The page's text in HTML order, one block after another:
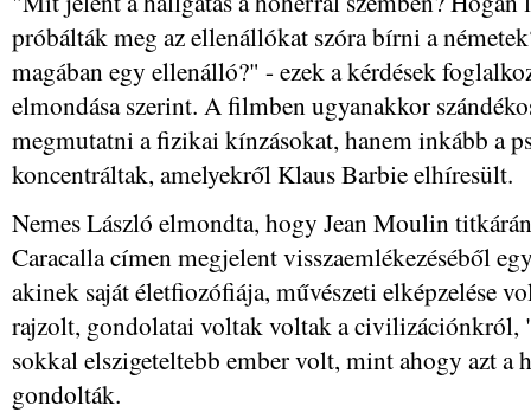
próbálták meg az ellenállókat szóra bírni a
magában egy ellenálló?" - ezek a kérdések
elmondása szerint. A filmben ugyanakkor
megmutatni a fizikai kínzásokat, hanem inkább a
koncentráltak, amelyekről Klaus Barbie elhíresült.
Nemes László elmondta, hogy Jean Moulin
Caracalla címen megjelent visszaemlékezéséből
akinek saját életfiozófiája, művészeti elképzelése
rajzolt, gondolatai voltak voltak a civilizációnkról,
sokkal elszigeteltebb ember volt, mint ahogy azt a
gondolták.